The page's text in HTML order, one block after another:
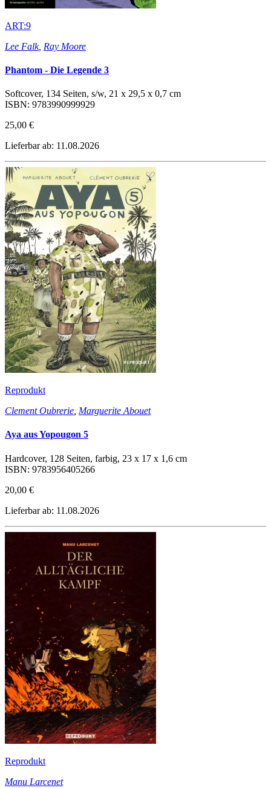
ART:9
Lee Falk, Ray Moore
Phantom - Die Legende 3
Softcover, 134 Seiten, s/w, 21 x 29,5 x 0,7 cm
ISBN: 9783990999929
25,00 €
Lieferbar ab: 11.08.2026
Reprodukt
Clement Oubrerie Marguerite Abouet
Aya aus Yopougon 5
Hardcover, 128 Seiten, farbig, 23 x 17 x 1,6 cm
ISBN: 9783956405266
20,00 €
Lieferbar ab: 11.08.2026
Reprodukt
Manu Larcenet